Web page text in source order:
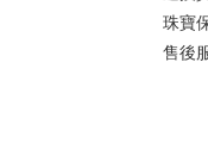
珠寶
售後